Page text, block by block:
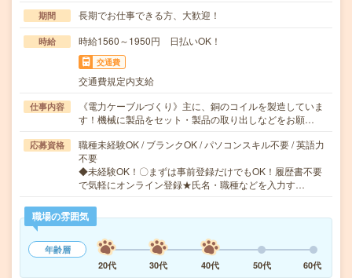
期間 長期でお仕事できる方、大歓迎！
時給 時給1560～1950円 日払いOK！
交通費
交通費規定内支給
仕事内容
《電力ケーブルづくり》主に、銅のコイルを製造していま
す！機械に製品をセット・製品の取り出しなどをお願…
応募資格
職種未経験OK / ブランクOK / パソコンスキル不要 / 英語力
不要
◆未経験OK！〇まずは事前登録だけでもOK！履歴書不要
で気軽にオンライン登録★氏名・職種などを入力す…
職場の雰囲気
年齢層
20代
30代 40代 50代 60代